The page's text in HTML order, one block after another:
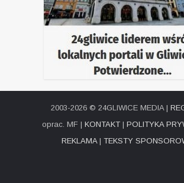
2003-2026 © 24GLIWICE MEDIA |
oprac. MF | KONTAKT| POLITYKA
REKLAMA| TEKSTY